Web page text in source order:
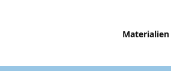
Materialien